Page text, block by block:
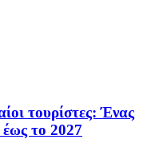
τουρίστες: Ένας
έως το 2027